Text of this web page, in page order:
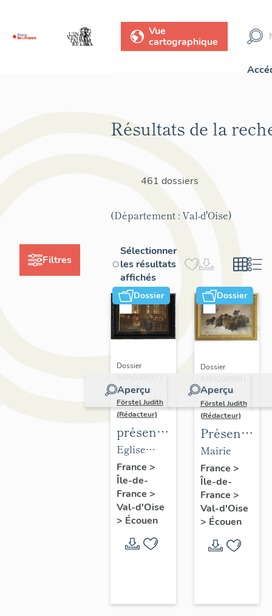
Vue
cartographique
Filtres
Résultats de la
461 dossiers
(Département : Val-d'Oise)
Sélectionner
les résultats
affichés
Dossier
Aperçu
Dossier
Réalisé par
Förstel Judith
(Rédacteur)
présentation
du
mobilier
de
l'église
d'Ecouen
Eglise
Saint-
Acceul
France >
Île-de-
France >
Val-d'Oise
> Écouen
Dossier
Aperçu
Dossier
Réalisé par
Förstel Judith
(Rédacteur)
du
mobilier
de la
mairie
d'Ecouen
Mairie
France >
Île-de-
France >
Val-d'Oise
> Écouen